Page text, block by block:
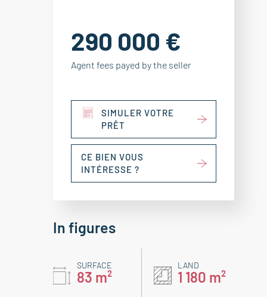
290 000 €
Agent fees payed by the seller
SIMULER VOTRE
PRÊT
CE BIEN VOUS
INTÉRESSE ?
In figures
SURFACE
83 m²
LAND
1 180 m²